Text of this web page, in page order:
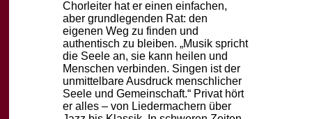
Chorleiter hat er einen einfachen,
aber grundlegenden Rat: den
eigenen Weg zu finden und
authentisch zu bleiben. „Musik spricht
die Seele an, sie kann heilen und
Menschen verbinden. Singen ist der
unmittelbare Ausdruck menschlicher
Seele und Gemeinschaft.“ Privat hört
er alles – von Liedermachern über